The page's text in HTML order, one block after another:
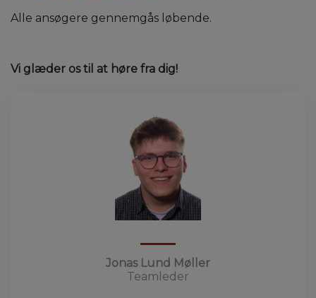
Alle ansøgere gennemgås løbende.
Vi glæder os til at høre fra dig!
Jonas Lund Møller
Teamleder